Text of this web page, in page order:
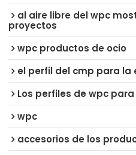
al aire libre del wpc
proyectos
wpc productos de ocio
el perfil del cmp para la
Los perfiles de wpc
wpc
accesorios de los